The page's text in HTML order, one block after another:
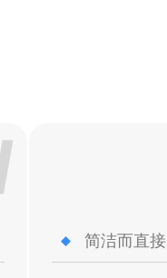
简洁而直接